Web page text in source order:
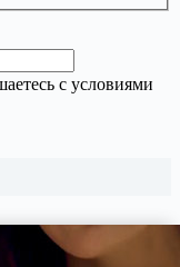
с условиями